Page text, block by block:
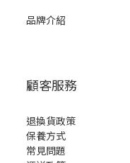
品牌介紹
顧客服務
退換貨政策
保養方式
常見問題